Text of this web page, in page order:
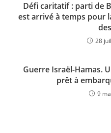
Défi caritatif : parti de
est arrivé à temps pour
28
Guerre Israël-Hamas.
prêt à
9